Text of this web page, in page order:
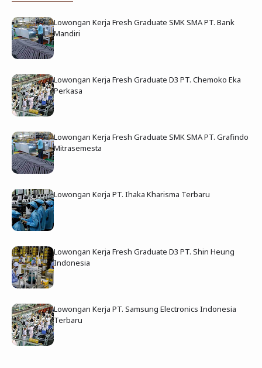
Lowongan Kerja Fresh Graduate SMK SMA PT. Bank
Mandiri
Lowongan Kerja Fresh Graduate D3 PT. Chemoko Eka
Perkasa
Lowongan Kerja Fresh Graduate SMK SMA PT. Grafindo
Mitrasemesta
Lowongan Kerja PT. Ihaka Kharisma Terbaru
Lowongan Kerja Fresh Graduate D3 PT. Shin Heung
Indonesia
Lowongan Kerja PT. Samsung Electronics Indonesia
Terbaru